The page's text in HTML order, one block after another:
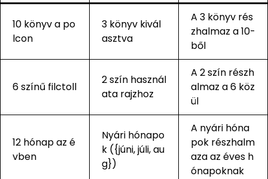
10 könyv a po
lcon
3 könyv kivál
asztva
A 3 könyv rés
zhalmaz a 10-
ből
6 színű filctoll
2 szín használ
ata rajzhoz
A 2 szín részh
almaz a 6 köz
ül
12 hónap az é
vben
Nyári hónapo
k ({júni, júli, au
g})
A nyári hóna
pok részhalm
aza az éves h
ónapoknak